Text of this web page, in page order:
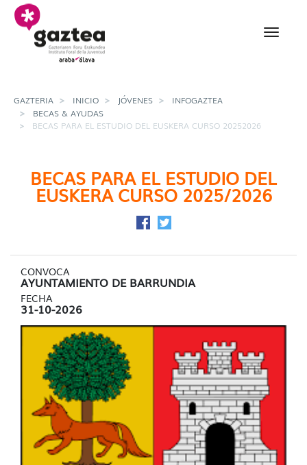
Saltar al contenido principal
Becas para el estudio
GAZTERIA INICIO JÓVENES
INFOGAZTEA
BECAS & AYUDAS
BECAS PARA EL ESTUDIO DEL EUSKERA CURSO 20252026
BECAS PARA EL ESTUDIO DEL
EUSKERA CURSO 2025/2026
Compartir en Facebook
Compartir en Twitter
CONVOCA
AYUNTAMIENTO DE BARRUNDIA
FECHA
31-10-2026